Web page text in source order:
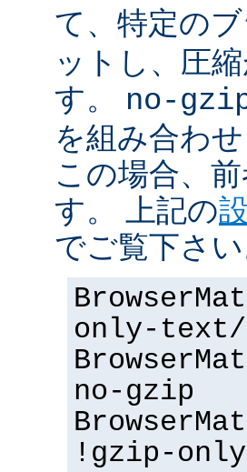
て、特定の
ットし、圧
す。 no-
を組み合わ
この場合、
す。 上記の
でご覧下さい
only-text/
no-gzip
!gzip-